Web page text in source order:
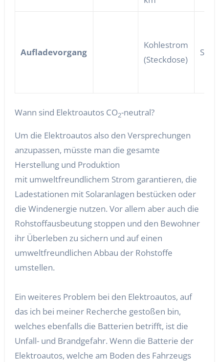
Aufladevorgang
Kohlestrom
(Steckdose)
Wann sind Elektroautos CO2-neutral?
Um die Elektroautos also den Versprechungen
anzupassen, müsste man die gesamte
Herstellung und Produktion
mit umweltfreundlichem Strom garantieren, die
Ladestationen mit Solaranlagen bestücken oder
die Windenergie nutzen. Vor allem aber auch die
Rohstoffausbeutung stoppen und den Bewohner
ihr Überleben zu sichern und auf einen
umweltfreundlichen Abbau der Rohstoffe
umstellen.
Ein weiteres Problem bei den Elektroautos, auf
das ich bei meiner Recherche gestoßen bin,
welches ebenfalls die Batterien betrifft, ist die
Unfall- und Brandgefahr. Wenn die Batterie der
Elektroautos, welche am Boden des Fahrzeugs